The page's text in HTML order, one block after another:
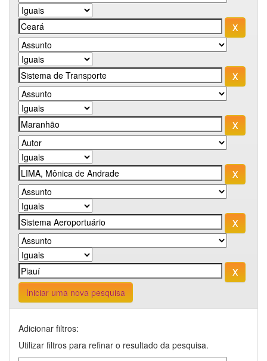
Iniciar uma nova pesquisa
Adicionar filtros:
Utilizar filtros para refinar o resultado da pesquisa.